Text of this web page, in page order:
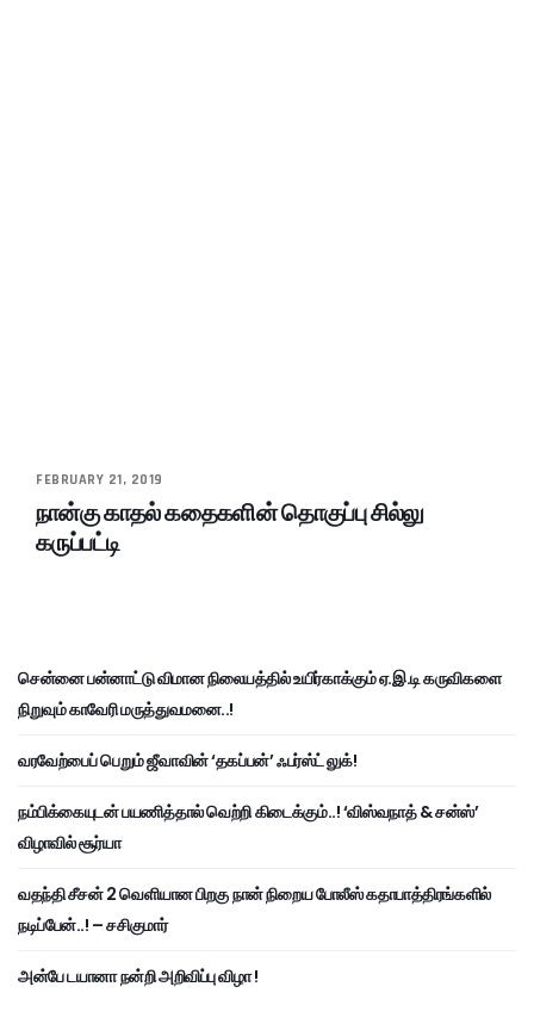
FEBRUARY 21, 2019
நான்கு காதல் கதைகளின் தொகுப்பு சில்லு
கருப்பட்டி
சென்னை பன்னாட்டு விமான நிலையத்தில் உயிர்காக்கும் ஏ.இ.டி கருவிகளை
நிறுவும் காவேரி மருத்துவமனை..!
வரவேற்பைப் பெறும் ஜீவாவின் ‘தகப்பன்’ ஃபர்ஸ்ட் லுக்!
நம்பிக்கையுடன் பயணித்தால் வெற்றி கிடைக்கும்..! ‘விஸ்வநாத் & சன்ஸ்’
விழாவில் சூர்யா
வதந்தி சீசன் 2 வெளியான பிறகு நான் நிறைய போலீஸ் கதாபாத்திரங்களில்
நடிப்பேன்..! – சசிகுமார்
அன்பே டயானா நன்றி அறிவிப்பு விழா !